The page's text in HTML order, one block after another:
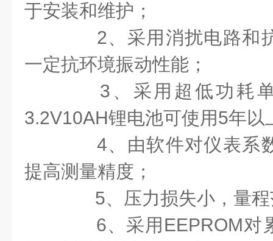
于安装和维护；
2、采用消扰电路和
一定抗环境振动性能；
3 、采用超低功耗
3.2V10AH锂电池可使用5年以
4、由软件对仪表系
提高测量精度；
5、压力损失小，量
6、采用 EEPROM对